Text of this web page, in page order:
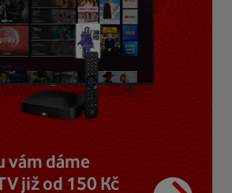
vám dáme
již od 150 Kč